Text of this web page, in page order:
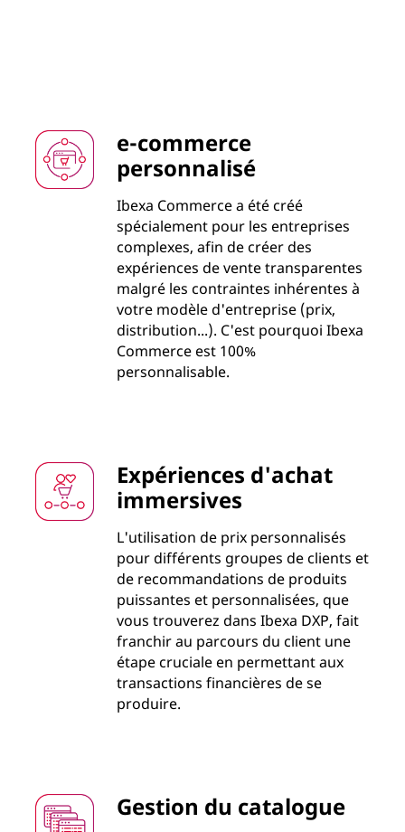
e-commerce
personnalisé
Ibexa Commerce a été créé
spécialement pour les entreprises
complexes, afin de créer des
expériences de vente transparentes
malgré les contraintes inhérentes à
votre modèle d'entreprise (prix,
distribution...). C'est pourquoi Ibexa
Commerce est 100%
personnalisable.
Expériences d'achat
immersives
L'utilisation de prix personnalisés
pour différents groupes de clients et
de recommandations de produits
puissantes et personnalisées, que
vous trouverez dans Ibexa DXP, fait
franchir au parcours du client une
étape cruciale en permettant aux
transactions financières de se
produire.
Gestion du catalogue